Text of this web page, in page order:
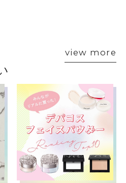
ランド担当者のおすす
ナーズ
NARS 大丸梅田店
大丸梅田店
view more